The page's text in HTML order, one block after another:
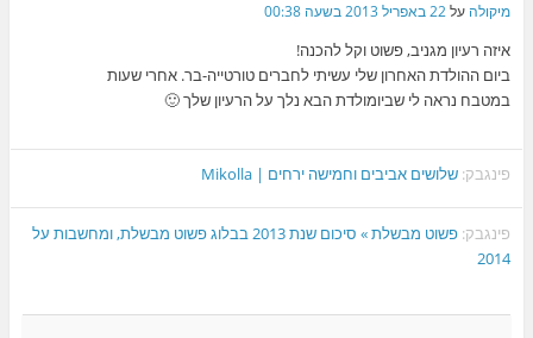
מיקולהעל22 באפריל 2013 בשעה 00:38
איזה רעיון מגניב, פשוט וקל להכנה!
ביום ההולדת האחרון שלי עשיתי לחברים טורטייה-בר. אחרי שעות
במטבח נראה לי שביומולדת הבא נלך על הרעיון שלך 🙂
פינגבק:שלושים אביבים וחמישה ירחים | Mikolla
פינגבק:
פשוט מבשלת » סיכום שנת 2013 בבלוג פשוט מבשלת, ומחשבות על
2014